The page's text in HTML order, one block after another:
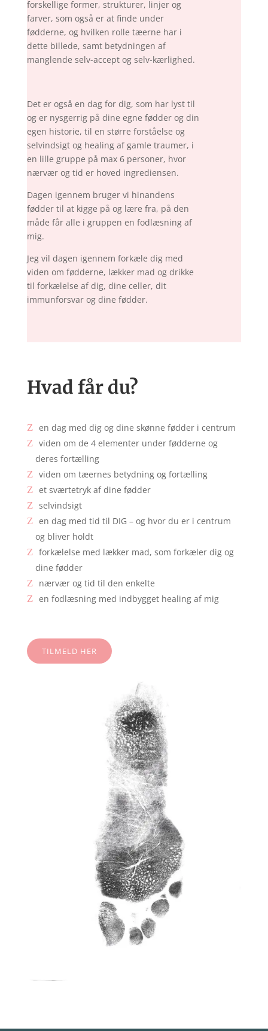
forskellige former, strukturer, linjer og
farver, som også er at finde under
fødderne, og hvilken rolle tæerne har i
dette billede, samt betydningen af
manglende selv-accept og selv-kærlighed.
Det er også en dag for dig, som har lyst til
og er nysgerrig på dine egne fødder og din
egen historie, til en større forståelse og
selvindsigt og healing af gamle traumer, i
en lille gruppe på max 6 personer, hvor
nærvær og tid er hoved ingrediensen.
Dagen igennem bruger vi hinandens
fødder til at kigge på og lære fra, på den
måde får alle i gruppen en fodlæsning af
mig.
Jeg vil dagen igennem forkæle dig med
viden om fødderne, lækker mad og drikke
til forkælelse af dig, dine celler, dit
immunforsvar og dine fødder.
Hvad får du?
en dag med dig og dine skønne fødder i centrum
viden om de 4 elementer under fødderne og
deres fortælling
viden om tæernes betydning og fortælling
et sværtetryk af dine fødder
selvindsigt
en dag med tid til DIG – og hvor du er i centrum
og bliver holdt
forkælelse med lækker mad, som forkæler dig og
dine fødder
nærvær og tid til den enkelte
en fodlæsning med indbygget healing af mig
TILMELD HER